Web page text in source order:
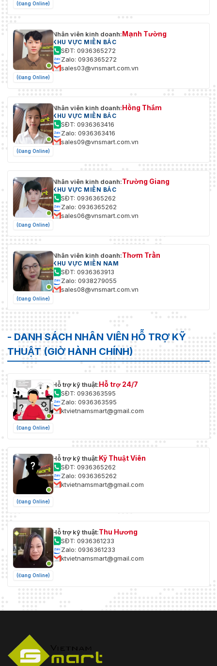
(Đang Online)
(Đang Online)
Nhân viên kinh doanh:Mạnh Tường
KHU VỰC MIỀN BẮC
SĐT: 0936365272
Zalo: 0936365272
sales03@vnsmart.com.vn
(Đang Online)
Nhân viên kinh doanh:Hồng Thắm
KHU VỰC MIỀN BẮC
SĐT: 0936363416
Zalo: 0936363416
sales09@vnsmart.com.vn
(Đang Online)
Nhân viên kinh doanh:Trường Giang
KHU VỰC MIỀN BẮC
SĐT: 0936365262
Zalo: 0936365262
sales06@vnsmart.com.vn
(Đang Online)
Nhân viên kinh doanh:Thơm Trần
KHU VỰC MIỀN NAM
SĐT: 0936363913
Zalo: 0938279055
sales08@vnsmart.com.vn
- DANH SÁCH NHÂN VIÊN HỖ TRỢ KỸ
THUẬT (GIỜ HÀNH CHÍNH)
(Đang Online)
Hỗ trợ kỹ thuật:Hỗ trợ 24/7
SĐT: 0936363595
Zalo: 0936363595
ktvietnamsmart@gmail.com
(Đang Online)
Hỗ trợ kỹ thuật:Kỹ Thuật Viên
SĐT: 0936365262
Zalo: 0936365262
ktvietnamsmart@gmail.com
(Đang Online)
Hỗ trợ kỹ thuật:Thu Hương
SĐT: 0936361233
Zalo: 0936361233
ktvietnamsmart@gmail.com